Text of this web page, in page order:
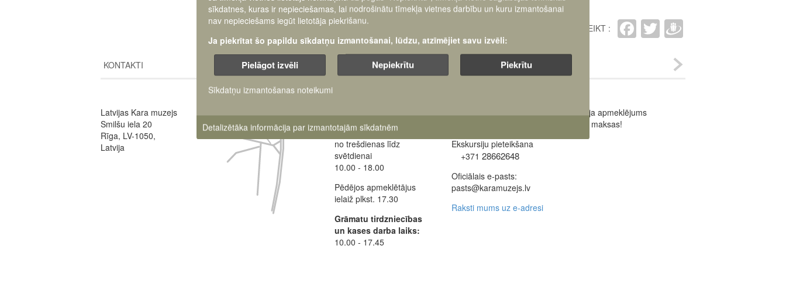
IETEIKT : Facebook
Twitter
KONTAKTI
Latvijas Kara muzejs
Smilšu iela 20
Rīga, LV-1050,
Latvija
Muzejs atvērts:
no trešdienas līdz
svētdienai
10.00 - 18.00
Pēdējos apmeklētājus
ielaiž plkst. 17.30
Grāmatu tirdzniecības
un kases darba laiks:
10.00 - 17.45
Ekskursiju pieteikšana
+371 28662648
Oficiālais e-pasts:
pasts@karamuzejs.lv
Raksti mums uz e-adresi
Muzeja apmeklējums
ir bez maksas!
sīkdatnes, kuras ir nepieciešamas, lai nodrošinātu tīmekļa vietnes darbību un kuru izmantošanai
nav nepieciešams iegūt lietotāja piekrišanu.
Ja piekrītat šo papildu sīkdatņu izmantošanai, lūdzu, atzīmējiet savu izvēli:
Pielāgot izvēli Nepiekrītu Piekrītu
Sīkdatņu izmantošanas noteikumi
Detalizētāka informācija par izmantotajām sīkdatnēm